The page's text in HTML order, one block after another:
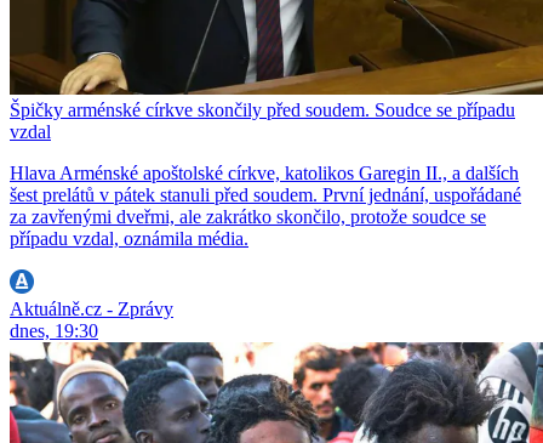
Špičky arménské církve skončily před soudem. Soudce se případu
vzdal
Hlava Arménské apoštolské církve, katolikos Garegin II., a dalších
šest prelátů v pátek stanuli před soudem. První jednání, uspořádané
za zavřenými dveřmi, ale zakrátko skončilo, protože soudce se
případu vzdal, oznámila média.
Aktuálně.cz - Zprávy
dnes, 19:30